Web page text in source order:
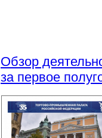
Обзор
за первое